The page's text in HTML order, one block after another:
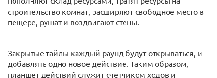
строительство комнат, расширяют свободное место в
пещере, рушат и воздвигают стены.
Закрытые тайлы каждый раунд будут открываться, и
добавлять одно новое действие. Таким образом,
планшет действий служит счетчиком ходов и